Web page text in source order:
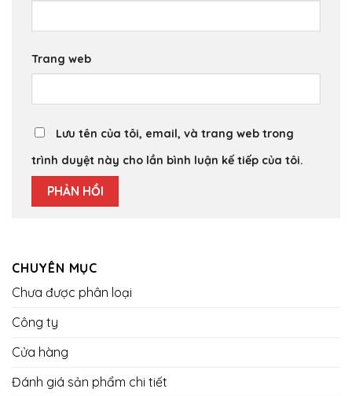
Trang web
Lưu tên của tôi, email, và trang web trong
trình duyệt này cho lần bình luận kế tiếp của tôi.
CHUYÊN MỤC
Chưa được phân loại
Công ty
Cửa hàng
Đánh giá sản phẩm chi tiết